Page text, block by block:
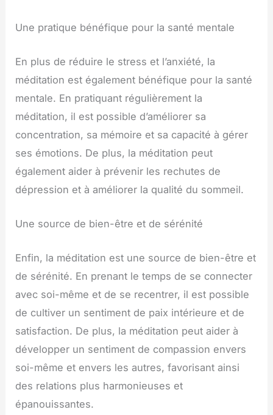
Une pratique bénéfique pour la santé mentale
En plus de réduire le stress et l’anxiété, la
méditation est également bénéfique pour la santé
mentale. En pratiquant régulièrement la
méditation, il est possible d’améliorer sa
concentration, sa mémoire et sa capacité à gérer
ses émotions. De plus, la méditation peut
également aider à prévenir les rechutes de
dépression et à améliorer la qualité du sommeil.
Une source de bien-être et de sérénité
Enfin, la méditation est une source de bien-être et
de sérénité. En prenant le temps de se connecter
avec soi-même et de se recentrer, il est possible
de cultiver un sentiment de paix intérieure et de
satisfaction. De plus, la méditation peut aider à
développer un sentiment de compassion envers
soi-même et envers les autres, favorisant ainsi
des relations plus harmonieuses et
épanouissantes.